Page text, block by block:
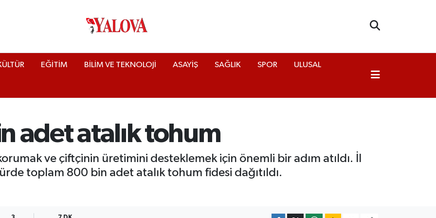
EĞİTİM BİLİM VE TEKNOLOJİ ASAYİŞ SAĞLIK SPOR ULUSAL
adet atalık tohum
ve çiftçinin üretimini desteklemek için önemli bir adım atıldı. İl
toplam 800 bin adet atalık tohum fidesi dağıtıldı.